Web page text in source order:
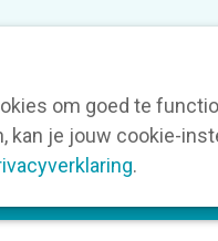
om goed te
kan je jouw cookie-
.
M
a
i
Volg een